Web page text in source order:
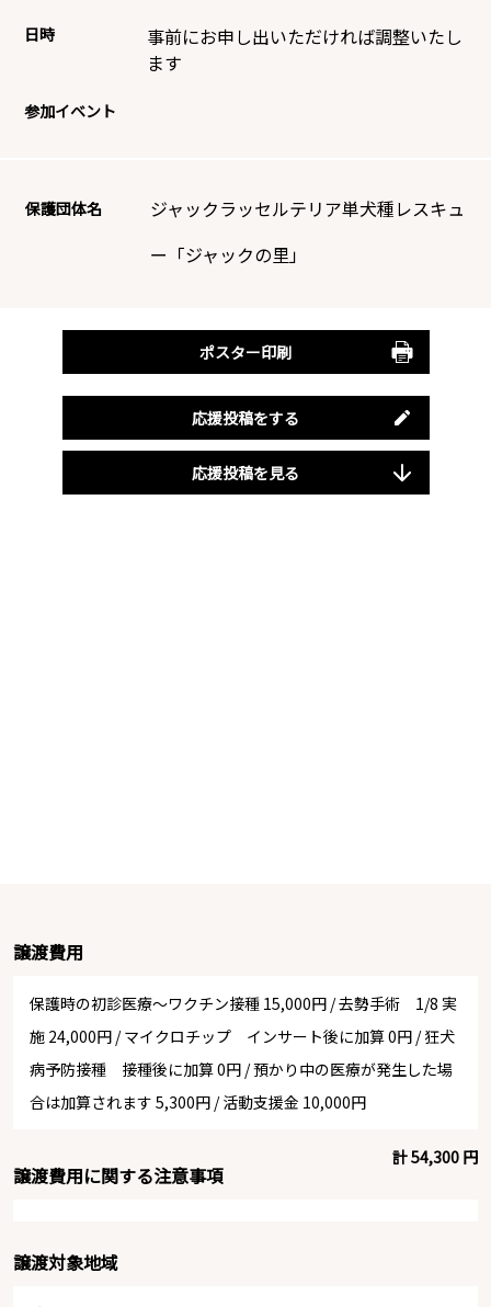
日時
事前にお申し出いただければ調整いたし
ます
参加イベント
保護団体名
ジャックラッセルテリア単犬種レスキュ
ー「ジャックの里」
ポスター印刷
応援投稿をする
応援投稿を見る
譲渡費用
保護時の初診医療〜ワクチン接種 15,000円 /去勢手術 1/8 実
施 24,000円 / マイクロチップ インサート後に加算 0円 / 狂犬
病予防接種 接種後に加算 0円 /預かり中の医療が発生した場
合は加算されます 5,300円 / 活動支援金 10,000円
計 54,300 円
譲渡費用に関する注意事項
譲渡対象地域